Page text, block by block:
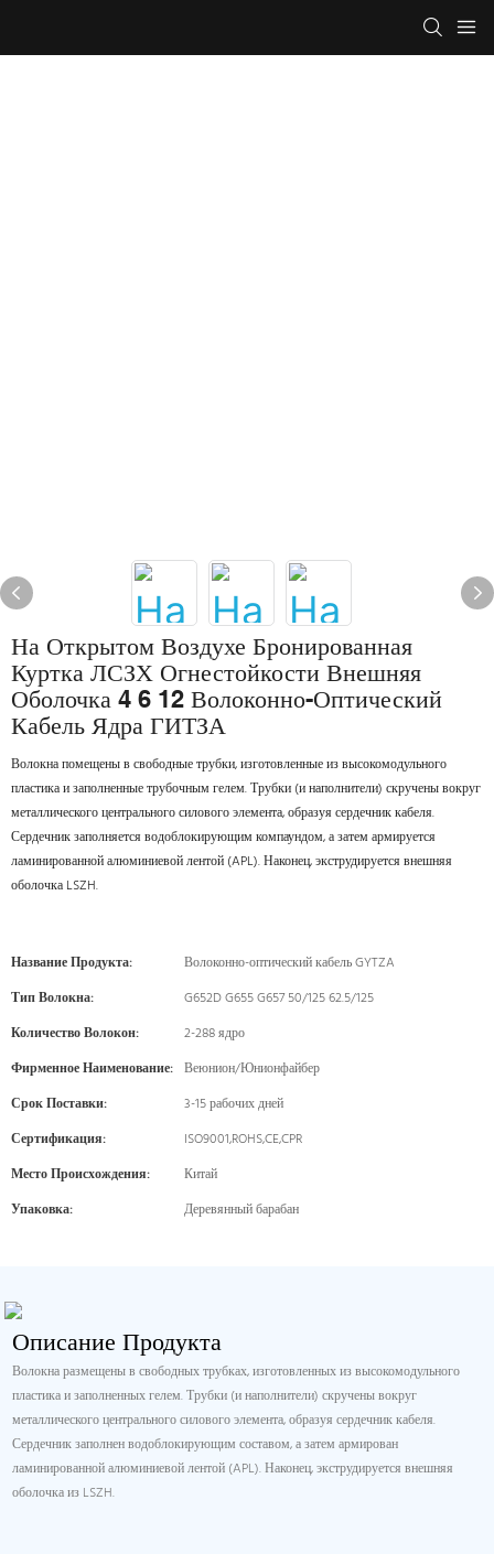
На Открытом Воздухе Бронированная
Куртка ЛСЗХ Огнестойкости Внешняя
Оболочка 4 6 12 Волоконно-Оптический
Кабель Ядра ГИТЗА
Волокна помещены в свободные трубки, изготовленные из высокомодульного
пластика и заполненные трубочным гелем. Трубки (и наполнители) скручены вокруг
металлического центрального силового элемента, образуя сердечник кабеля.
Сердечник заполняется водоблокирующим компаундом, а затем армируется
ламинированной алюминиевой лентой (APL). Наконец, экструдируется внешняя
оболочка LSZH.
Название Продукта:
Волоконно-оптический кабель GYTZA
Тип Волокна:
G652D G655 G657 50/125 62.5/125
Количество Волокон:
2-288 ядро
Фирменное Наименование: Веюнион/Юнионфайбер
Срок Поставки:
3-15 рабочих дней
Сертификация:
ISO9001,ROHS,CE,CPR
Место Происхождения:
Китай
Упаковка:
Деревянный барабан
Описание Продукта
Волокна размещены в свободных трубках, изготовленных из высокомодульного
пластика и заполненных гелем. Трубки (и наполнители) скручены вокруг
металлического центрального силового элемента, образуя сердечник кабеля.
Сердечник заполнен водоблокирующим составом, а затем армирован
ламинированной алюминиевой лентой (APL). Наконец, экструдируется внешняя
оболочка из LSZH.